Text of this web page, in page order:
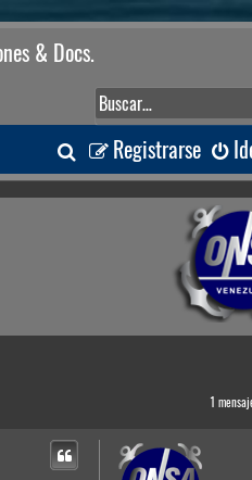
& Docs.
Registrarse
B
u
a
1